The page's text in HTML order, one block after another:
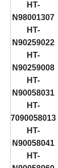
HT-
N98001307
HT-
N90259022
HT-
N90259008
HT-
N90058031
HT-
7090058013
HT-
N90058041
HT-